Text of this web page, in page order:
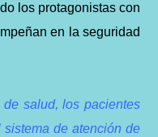
los protagonistas con
en la seguridad
salud, los pacientes
de atención de